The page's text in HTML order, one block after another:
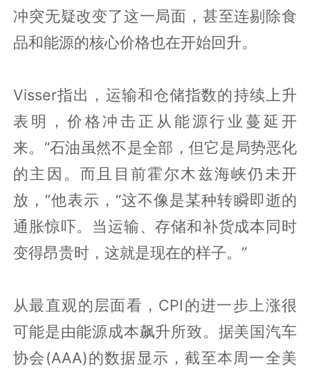
冲突无疑改变了这一局面，甚至连剔除食
品和能源的核心价格也在开始回升。
Visser指出，运输和仓储指数的持续上升
表明，价格冲击正从能源行业蔓延开
来。“石油虽然不是全部，但它是局势恶化
的主因。而且目前霍尔木兹海峡仍未开
放，”他表示，“这不像是某种转瞬即逝的
通胀惊吓。当运输、存储和补货成本同时
变得昂贵时，这就是现在的样子。”
从最直观的层面看，CPI的进一步上涨很
可能是由能源成本飙升所致。据美国汽车
协会(AAA)的数据显示，截至本周一全美